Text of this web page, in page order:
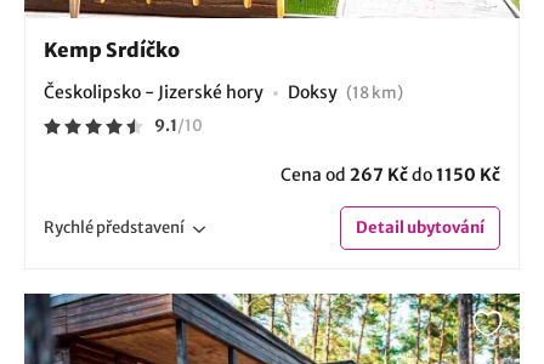
Kemp Srdíčko
Českolipsko - Jizerské hory Doksy (18 km)
9.1/10
Cena od 267 Kčdo1150 Kč
Rychlépředstavení Detailubytování